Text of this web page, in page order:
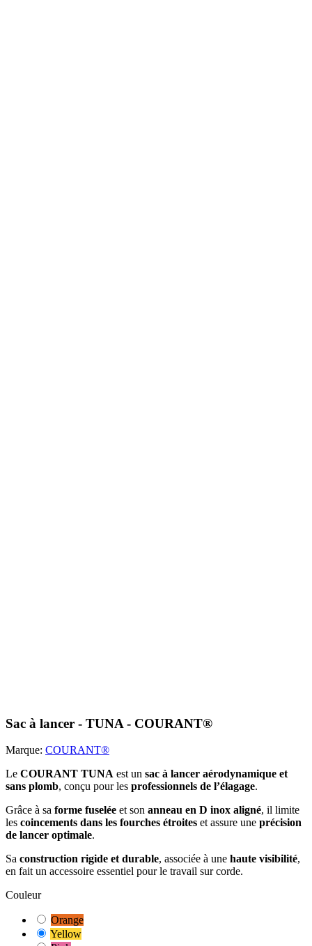
Sac à lancer - TUNA - COURANT®
Marque: COURANT®
Le COURANT TUNA est un sac à lancer aérodynamique et
sans plomb, conçu pour les professionnels de l’élagage.
Grâce à sa forme fuselée et son anneau en D inox aligné, il limite
les coincements dans les fourches étroites et assure une précision
de lancer optimale.
Sa construction rigide et durable, associée à une haute visibilité,
en fait un accessoire essentiel pour le travail sur corde.
Couleur
Orange
Yellow